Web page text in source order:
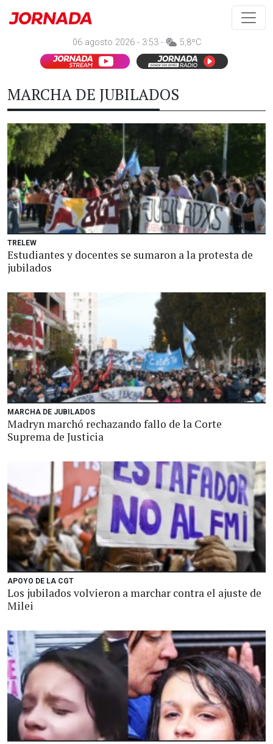
06 agosto 2026 - 3:53 - 5,8ºC
MARCHA DE JUBILADOS
TRELEW
Estudiantes y docentes se sumaron a la protesta de
jubilados
MARCHA DE JUBILADOS
Madryn marchó rechazando fallo de la Corte
Suprema de Justicia
APOYO DE LA CGT
Los jubilados volvieron a marchar contra el ajuste de
Milei